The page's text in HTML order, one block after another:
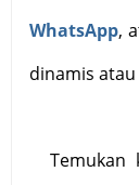
WhatsApp,
dinamis